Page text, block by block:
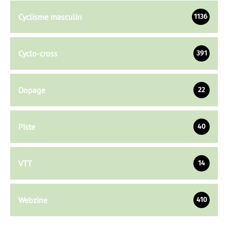
Cyclisme masculin 1136
Cyclo-cross 391
Dopage 22
Piste 40
VTT 14
Webzine 410